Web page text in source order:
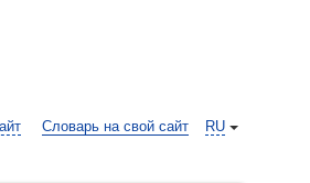
RU
Словарь на свой сайт